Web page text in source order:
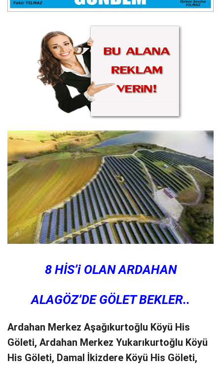
8 HİS’i OLAN ARDAHAN
ALAGÖZ’DE GÖLET BEKLER..
Ardahan Merkez Aşağıkurtoğlu Köyü His
Göleti, Ardahan Merkez Yukarıkurtoğlu Köyü
His Göleti, Damal İkizdere Köyü His Göleti,